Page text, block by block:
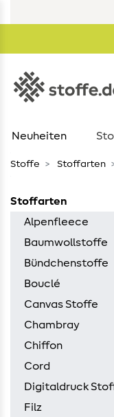
Neuheiten
Stoffe Stoffarten
Stoffarten
Alpenfleece
Baumwollstoffe
Bündchenstoffe
Bouclé
Canvas Stoffe
Chambray
Chiffon
Cord
Digitaldruck
Filz